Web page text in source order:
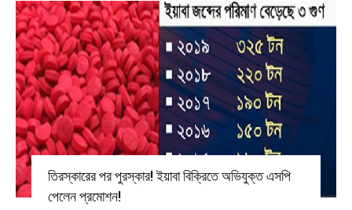
তিরস্কারের পর পুরস্কার! ইয়াবা বিক্রিতে অভিযুক্ত এসপি
পেলেন প্রমোশন!